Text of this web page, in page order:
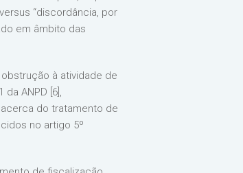
“discordância, por
em âmbito das
à atividade de
ANPD [6],
do tratamento de
no artigo 5º